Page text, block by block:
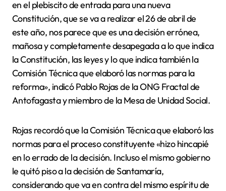
en el plebiscito de entrada para una nueva
Constitución, que se va a realizar el 26 de abril de
este año, nos parece que es una decisión errónea,
mañosa y completamente desapegada a lo que indica
la Constitución, las leyes y lo que indica también la
Comisión Técnica que elaboró las normas para la
reforma», indicó Pablo Rojas de la ONG Fractal de
Antofagasta y miembro de la Mesa de Unidad Social.
Rojas recordó que la Comisión Técnica que elaboró las
normas para el proceso constituyente «hizo hincapié
en lo errado de la decisión. Incluso el mismo gobierno
le quitó piso a la decisión de Santamaría,
considerando que va en contra del mismo espíritu de